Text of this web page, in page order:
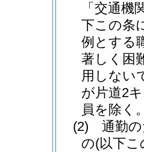
「交通機
下この条
例とする
著しく困
用しない
が片道2
員を除く
(2)
通勤
の(以下